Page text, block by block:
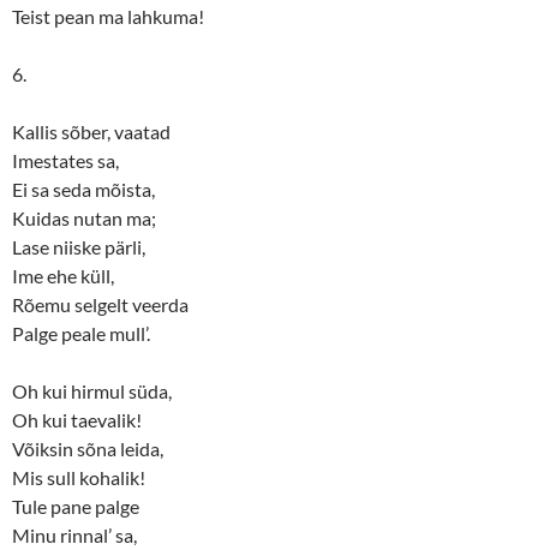
Teist pean ma lahkuma!
6.
Kallis sõber, vaatad
Imestates sa,
Ei sa seda mõista,
Kuidas nutan ma;
Lase niiske pärli,
Ime ehe küll,
Rõemu selgelt veerda
Palge peale mull’.
Oh kui hirmul süda,
Oh kui taevalik!
Võiksin sõna leida,
Mis sull kohalik!
Tule pane palge
Minu rinnal’ sa,